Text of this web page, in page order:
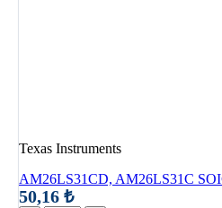
Texas Instruments
AM26LS31CD, AM26LS31C
50,16 ₺